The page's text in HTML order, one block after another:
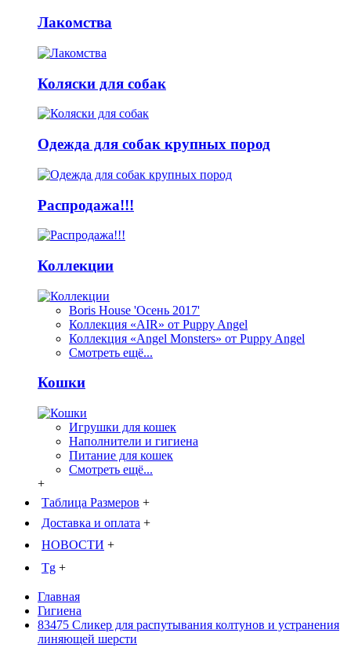
Лакомства
Коляски для собак
Одежда для собак крупных пород
Распродажа!!!
Коллекции
Boris House 'Осень 2017'
Коллекция «AIR» от Puppy Angel
Коллекция «Angel Monsters» от Puppy Angel
Смотреть ещё...
Кошки
Игрушки для кошек
Наполнители и гигиена
Питание для кошек
Смотреть ещё...
+
Таблица Размеров +
Доставка и оплата +
НОВОСТИ +
Tg +
Главная
Гигиена
83475 Сликер для распутывания колтунов и устранения
линяющей шерсти